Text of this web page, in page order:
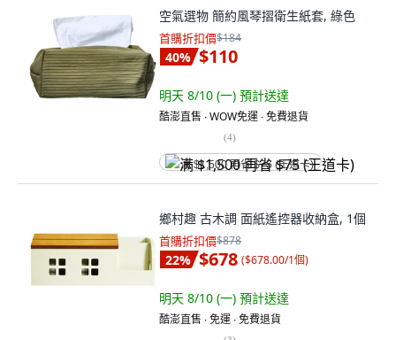
空氣選物 簡約風琴摺衛生紙套, 綠色
首購折扣價$184
40% $110
明天 8/10 (一) 預計送達
酷澎直售 ∙ WOW免運 ∙ 免費退貨
(4)
满 $1,500 再省 $75 (王道卡)
鄉村趣 古木調 面紙遙控器收納盒, 1個
首購折扣價$878
22% $678 ($678.00/1個)
明天 8/10 (一) 預計送達
酷澎直售 ∙ 免運 ∙ 免費退貨